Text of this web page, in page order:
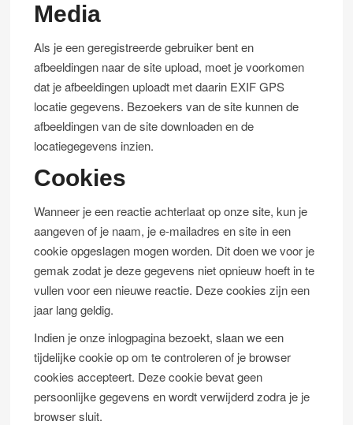
Media
Als je een geregistreerde gebruiker bent en
afbeeldingen naar de site upload, moet je voorkomen
dat je afbeeldingen uploadt met daarin EXIF GPS
locatie gegevens. Bezoekers van de site kunnen de
afbeeldingen van de site downloaden en de
locatiegegevens inzien.
Cookies
Wanneer je een reactie achterlaat op onze site, kun je
aangeven of je naam, je e-mailadres en site in een
cookie opgeslagen mogen worden. Dit doen we voor je
gemak zodat je deze gegevens niet opnieuw hoeft in te
vullen voor een nieuwe reactie. Deze cookies zijn een
jaar lang geldig.
Indien je onze inlogpagina bezoekt, slaan we een
tijdelijke cookie op om te controleren of je browser
cookies accepteert. Deze cookie bevat geen
persoonlijke gegevens en wordt verwijderd zodra je je
browser sluit.